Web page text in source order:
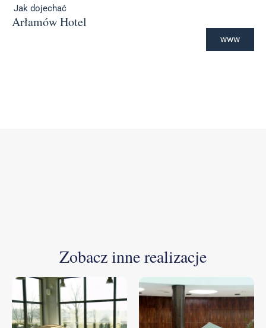
Arłamów Hotel
Jak dojechać
www
Zobacz inne realizacje